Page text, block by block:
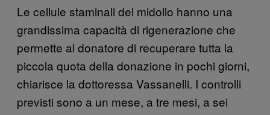
Le cellule staminali del midollo hanno una
grandissima capacità di rigenerazione che
permette al donatore di recuperare tutta la
piccola quota della donazione in pochi giorni,
chiarisce la dottoressa Vassanelli. I controlli
previsti sono a un mese, a tre mesi, a sei